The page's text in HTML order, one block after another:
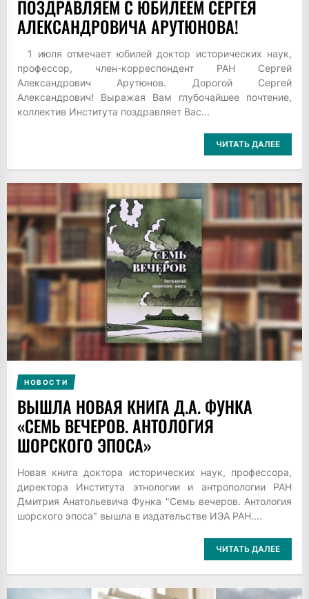
ПОЗДРАВЛЯЕМ С ЮБИЛЕЕМ СЕРГЕЯ
АЛЕКСАНДРОВИЧА АРУТЮНОВА!
1 июля отмечает юбилей доктор исторических наук,
профессор, член-корреспондент РАН Сергей
Александрович Арутюнов. Дорогой Сергей
Александрович! Выражая Вам глубочайшее почтение,
коллектив Института поздравляет Вас...
ЧИТАТЬ ДАЛЕЕ
НОВОСТИ
ВЫШЛА НОВАЯ КНИГА Д.А. ФУНКА
«СЕМЬ ВЕЧЕРОВ. АНТОЛОГИЯ
ШОРСКОГО ЭПОСА»
Новая книга доктора исторических наук, профессора,
директора Института этнологии и антропологии РАН
Дмитрия Анатольевича Функа "Семь вечеров. Антология
шорского эпоса" вышла в издательстве ИЭА РАН....
ЧИТАТЬ ДАЛЕЕ